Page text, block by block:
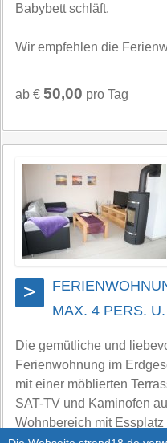
Babybett schläft.
Wir empfehlen die
ab € 50,00 pro Tag
>
MAX. 4 PERS.
Die gemütliche und
Ferienwohnung im
mit einer möblierten
SAT-TV und Kaminofen
Wohnbereich mit